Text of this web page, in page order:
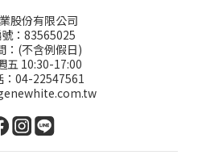
股份有限公司
：83565025
：(不含例假日)
五 10:30-17:00
：04-22547561